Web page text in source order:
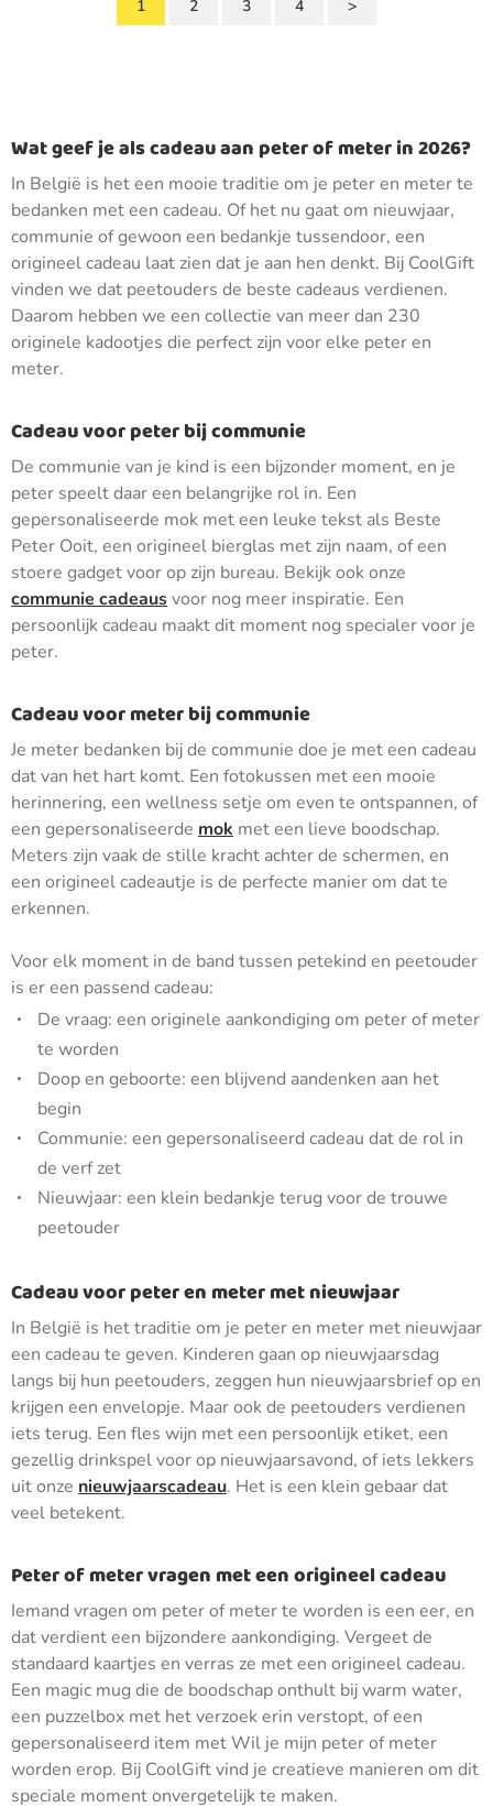
1 2 3 4 >
Wat geef je als cadeau aan peter of meter in 2026?
In België is het een mooie traditie om je peter en meter te
bedanken met een cadeau. Of het nu gaat om nieuwjaar,
communie of gewoon een bedankje tussendoor, een
origineel cadeau laat zien dat je aan hen denkt. Bij CoolGift
vinden we dat peetouders de beste cadeaus verdienen.
Daarom hebben we een collectie van meer dan 230
originele kadootjes die perfect zijn voor elke peter en
meter.
Cadeau voor peter bij communie
De communie van je kind is een bijzonder moment, en je
peter speelt daar een belangrijke rol in. Een
gepersonaliseerde mok met een leuke tekst als Beste
Peter Ooit, een origineel bierglas met zijn naam, of een
stoere gadget voor op zijn bureau. Bekijk ook onze
communie cadeausvoor nog meer inspiratie. Een
persoonlijk cadeau maakt dit moment nog specialer voor je
peter.
Cadeau voor meter bij communie
Je meter bedanken bij de communie doe je met een cadeau
dat van het hart komt. Een fotokussen met een mooie
herinnering, een wellness setje om even te ontspannen, of
een gepersonaliseerde mok met een lieve boodschap.
Meters zijn vaak de stille kracht achter de schermen, en
een origineel cadeautje is de perfecte manier om dat te
erkennen.
Voor elk moment in de band tussen petekind en peetouder
is er een passend cadeau:
De vraag: een originele aankondiging om peter of meter
te worden
Doop en geboorte: een blijvend aandenken aan het
begin
Communie: een gepersonaliseerd cadeau dat de rol in
de verf zet
Nieuwjaar: een klein bedankje terug voor de trouwe
peetouder
Cadeau voor peter en meter met nieuwjaar
In België is het traditie om je peter en meter met nieuwjaar
een cadeau te geven. Kinderen gaan op nieuwjaarsdag
langs bij hun peetouders, zeggen hun nieuwjaarsbrief op en
krijgen een envelopje. Maar ook de peetouders verdienen
iets terug. Een fles wijn met een persoonlijk etiket, een
gezellig drinkspel voor op nieuwjaarsavond, of iets lekkers
uit onze nieuwjaarscadeau. Het is een klein gebaar dat
veel betekent.
Peter of meter vragen met een origineel cadeau
Iemand vragen om peter of meter te worden is een eer, en
dat verdient een bijzondere aankondiging. Vergeet de
standaard kaartjes en verras ze met een origineel cadeau.
Een magic mug die de boodschap onthult bij warm water,
een puzzelbox met het verzoek erin verstopt, of een
gepersonaliseerd item met Wil je mijn peter of meter
worden erop. Bij CoolGift vind je creatieve manieren om dit
speciale moment onvergetelijk te maken.